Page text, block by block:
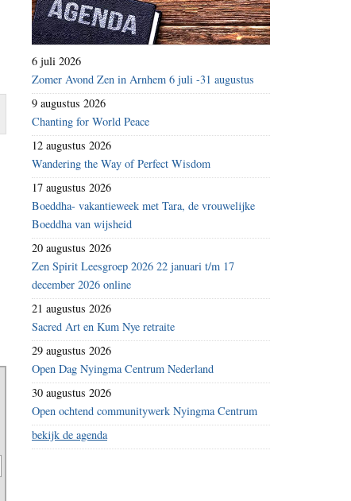
6 juli 2026
Zomer Avond Zen in Arnhem 6 juli -31 augustus
9 augustus 2026
Chanting for World Peace
12 augustus 2026
Wandering the Way of Perfect Wisdom
17 augustus 2026
Boeddha- vakantieweek met Tara, de vrouwelijke
Boeddha van wijsheid
20 augustus 2026
Zen Spirit Leesgroep 2026 22 januari t/m 17
december 2026 online
21 augustus 2026
Sacred Art en Kum Nye retraite
29 augustus 2026
Open Dag Nyingma Centrum Nederland
30 augustus 2026
Open ochtend communitywerk Nyingma Centrum
bekijk de agenda